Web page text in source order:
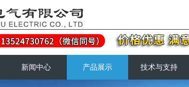
新闻中心 产品展示 技术与支持